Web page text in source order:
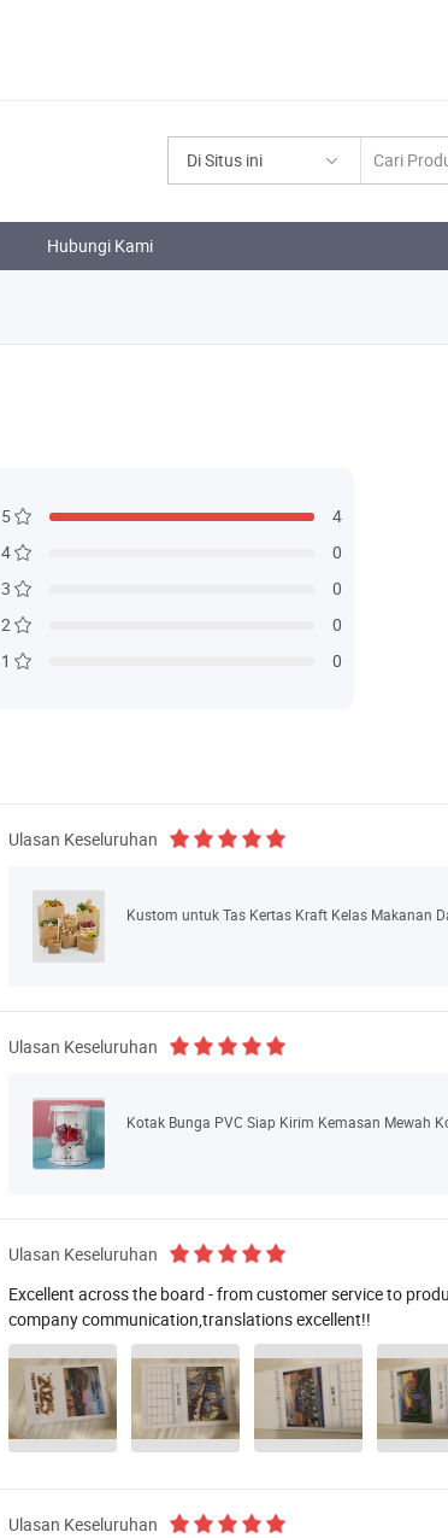
Di Situs ini
Hubungi Kami
5
4
4
0
3
0
2
0
1
0
Ulasan Keseluruhan
Ulasan Keseluruhan
Kotak Bunga PVC Siap Kirim Kemasan Mewah
Ulasan Keseluruhan
Excellent across the board - from customer service to
company communication,translations excellent!!
Ulasan Keseluruhan